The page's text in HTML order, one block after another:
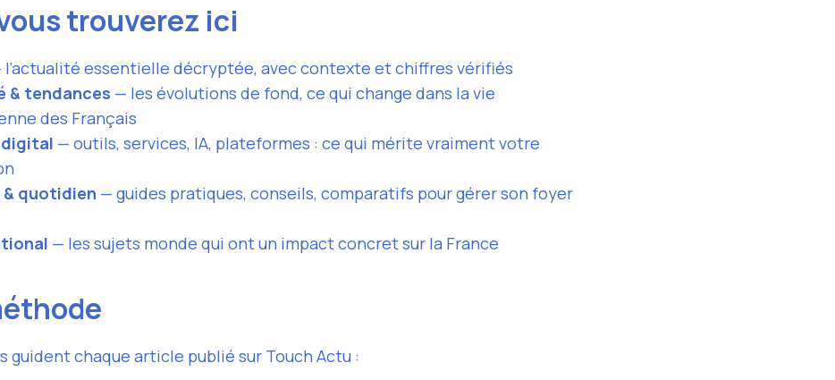
trouverez ici
l’actualité essentielle décryptée, avec contexte et chiffres vérifiés
& tendances — les évolutions de fond, ce qui change dans la vie
des Français
digital — outils, services, IA, plateformes : ce qui mérite vraiment votre
& quotidien — guides pratiques, conseils, comparatifs pour gérer son foyer
— les sujets monde qui ont un impact concret sur la France
guident chaque article publié sur Touch Actu :